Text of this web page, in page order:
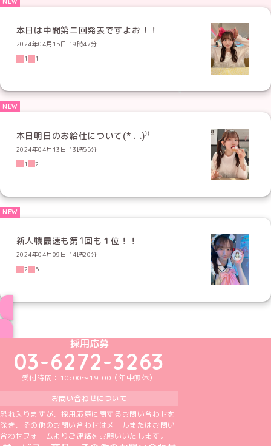
本日は中間第二回発表ですよお！！
2024年04月15日 19時47分
1
1
本日明日のお給仕について(* . .)⁾⁾
2024年04月13日 13時55分
1
2
新人戦最速も第1回も１位！！
2024年04月09日 14時20分
2
5
めいどりーみんTikTok公式アカウント
めいどりーみんX公式アカウント
めいどりーみんInstagram公式アカウント
めいどりーみんFacebook公式アカウン
めいどりーみんYouTube公式アカ
採用応募
03-6272-3263
受付時間：10:00～19:00（年中無休）
お問い合わせについて
恐れ入りますが、採用応募に関するお問い合わせを
除き、その他のお問い合わせはメールまたはお問い
合わせフォームよりご連絡をお願いいたします。